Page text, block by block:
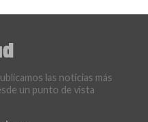
las noticias más
un punto de vista